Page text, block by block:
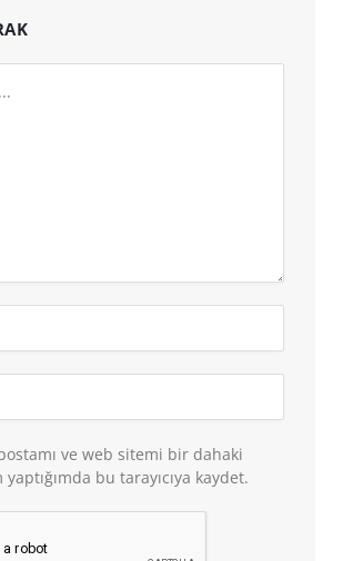
ve web sitemi bir dahaki
bu tarayıcıya kaydet.